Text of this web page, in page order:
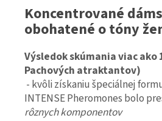
Koncentrované
obohatené o tóny
Výsledok skúmania viac
Pachových atraktantov)
- kvôli získaniu špeciálnej
INTENSE Pheromones bolo
rôznych komponentov
PRE
ŽENY
30ML